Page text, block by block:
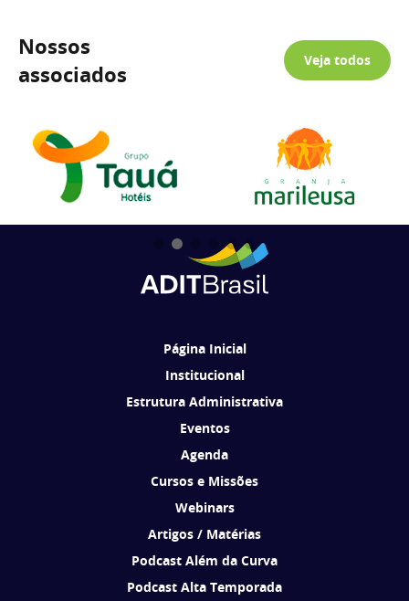
Nossos
associados
Veja todos
Página Inicial
Institucional
Estrutura Administrativa
Eventos
Agenda
Cursos e Missões
Webinars
Artigos / Matérias
Podcast Além da Curva
Podcast Alta Temporada